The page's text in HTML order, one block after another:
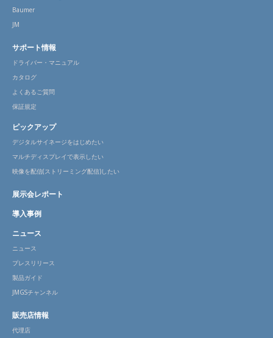
Baumer
JM
サポート情報
ドライバー・マニュアル
カタログ
よくあるご質問
保証規定
ピックアップ
デジタルサイネージをはじめたい
マルチディスプレイで表示したい
映像を配信(ストリーミング配信)したい
展示会レポート
導入事例
ニュース
ニュース
プレスリリース
製品ガイド
JMGSチャンネル
販売店情報
代理店